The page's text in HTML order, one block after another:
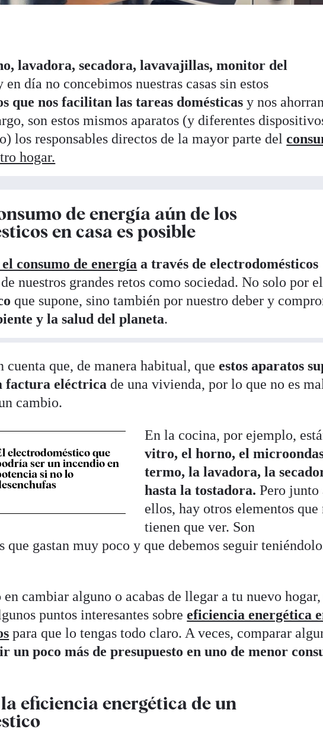
lavadora, secadora, lavavajillas, monitor del
en día no concebimos nuestras casas sin estos
que nos facilitan las tareas domésticas y nos ahorran
son estos mismos aparatos (y diferentes
los responsables directos de la mayor parte del
hogar.
de energía aún de los
en casa es posible
consumo de energía a través de electrodomésticos
nuestros grandes retos como sociedad. No solo por el
que supone, sino también por nuestro deber y
y la salud del planeta.
cuenta que, de manera habitual, queestos aparatos
factura eléctrica de una vivienda, por lo que no es
cambio.
electrodoméstico que
ser un incendio en
si no lo
En la cocina, por ejemplo,
vitro, el horno, el
termo, la lavadora, la
hasta la tostadora. Pero junto
ellos, hay otros elementos que
tienen que ver. Son
que gastan muy poco y que debemos seguir
en cambiar alguno o acabas de llegar a tu nuevo
puntos interesantes sobreeficiencia energética
para que lo tengas todo claro. A veces, comparar
un poco más de presupuesto en uno de menor
eficiencia energética de un